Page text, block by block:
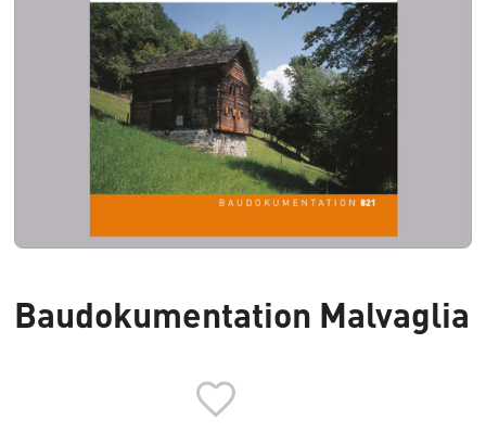
Baudokumentation Malvaglia